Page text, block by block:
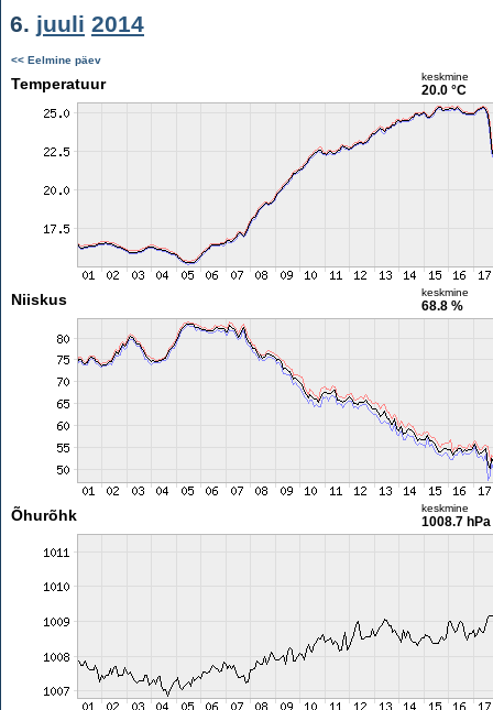
6. juuli 2014
<< Eelmine päev
Temperatuur keskmine
20.0 °C
Niiskus keskmine
68.8 %
Õhurõhk keskmine
1008.7 hPa